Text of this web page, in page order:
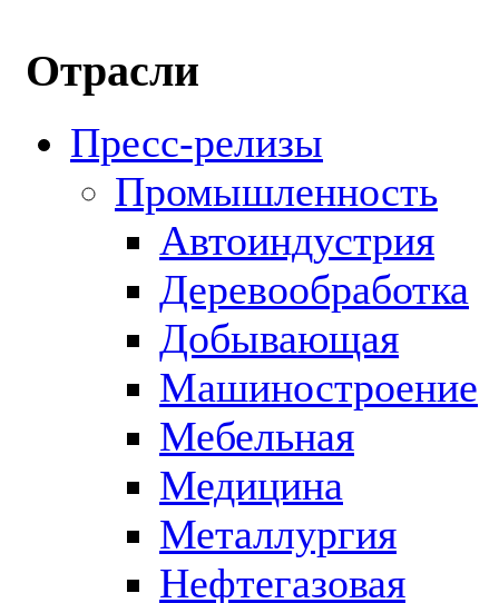
Отрасли
Пресс-релизы
Промышленность
Автоиндустрия
Деревообработка
Добывающая
Машиностроение
Мебельная
Медицина
Металлургия
Нефтегазовая